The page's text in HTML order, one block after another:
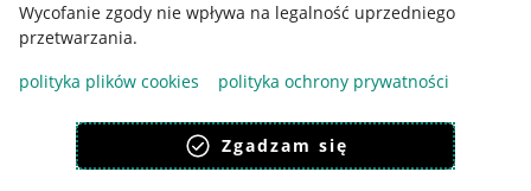
Wycofanie zgody nie wpływa na legalność uprzedniego
przetwarzania.
polityka plików cookies
polityka ochrony prywatności
Zgadzam się